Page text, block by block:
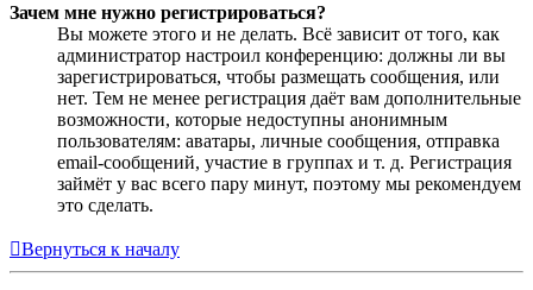
Зачем мне нужно регистрироваться?
Вы можете этого и не делать. Всё зависит от того, как
администратор настроил конференцию: должны ли вы
зарегистрироваться, чтобы размещать сообщения, или
нет. Тем не менее регистрация даёт вам дополнительные
возможности, которые недоступны анонимным
пользователям: аватары, личные сообщения, отправка
email-сообщений, участие в группах и т. д. Регистрация
займёт у вас всего пару минут, поэтому мы рекомендуем
это сделать.
Вернуться к началу